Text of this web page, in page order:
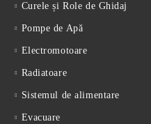
Curele și Role de Ghidaj
Pompe de Apă
Electromotoare
Radiatoare
Sistemul de alimentare
Evacuare